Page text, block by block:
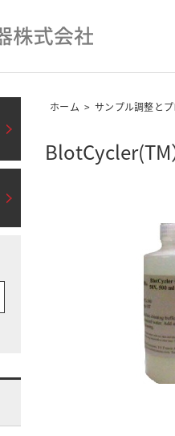
ホーム > サンプル調整と